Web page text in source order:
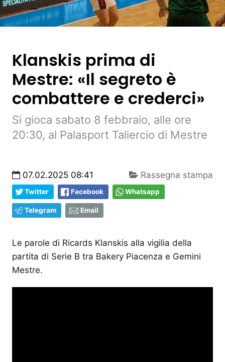
Klanskis prima di
Mestre: «Il segreto è
combattere e crederci»
Si gioca sabato 8 febbraio, alle ore
20:30, al Palasport Taliercio di Mestre
07.02.2025 08:41 Rassegna stampa
Twitter Facebook Whatsapp
Telegram Email
Le parole di Ricards Klanskis alla vigilia della
partita di Serie B tra Bakery Piacenza e Gemini
Mestre.